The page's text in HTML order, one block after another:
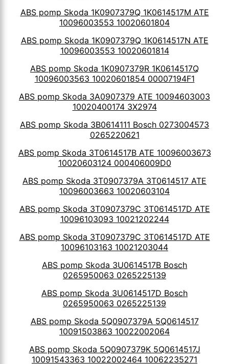
ABS pomp Skoda 1K0907379Q 1K0614517M ATE
10096003553 10020601804
ABS pomp Skoda 1K0907379Q 1K0614517N ATE
10096003553 10020601814
ABS pomp Skoda 1K0907379R 1K0614517Q
10096003563 10020601854 00007194F1
ABS pomp Skoda 3A0907379 ATE 10094603003
10020400174 3X2974
ABS pomp Skoda 3B0614111 Bosch 0273004573
0265220621
ABS pomp Skoda 3T0614517B ATE 10096003673
10020603124 000406009D0
ABS pomp Skoda 3T0907379A 3T0614517 ATE
10096003663 10020603104
ABS pomp Skoda 3T0907379C 3T0614517D ATE
10096103093 10021202244
ABS pomp Skoda 3T0907379C 3T0614517D ATE
10096103163 10021203044
ABS pomp Skoda 3U0614517B Bosch
0265950063 0265225139
ABS pomp Skoda 3U0614517D Bosch
0265950063 0265225139
ABS pomp Skoda 5Q0907379A 5Q0614517
10091503863 10022002064
ABS pomp Skoda 5Q0907379K 5Q0614517J
10091543363 10022002464 10062235271